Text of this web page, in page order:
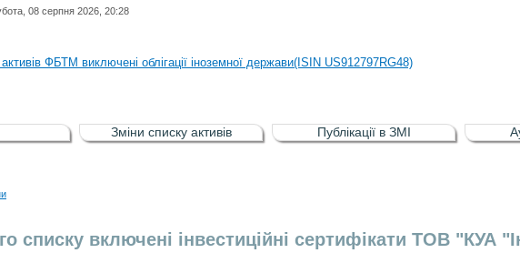
08 серпня 2026, 20:28
активів регульованого фондового ринку (РФР) включена Корпоративна облігація
ФБТМ виключені облігації іноземної держави(ISIN US912797RG48)
РФР виключені Облігація внутрішніх державних позик України (ISIN UA4000232607)
регульованого фондового ринку (РФР) включена Корпоративна облігація відсоткова
Зміни списку активів Публікації в ЗМІ
списку включені інвестиційні сертифікати ТОВ "КУА